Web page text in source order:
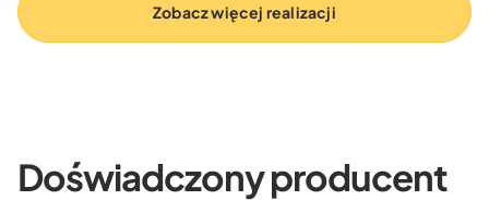
Zobacz więcej realizacji
Doświadczony producent